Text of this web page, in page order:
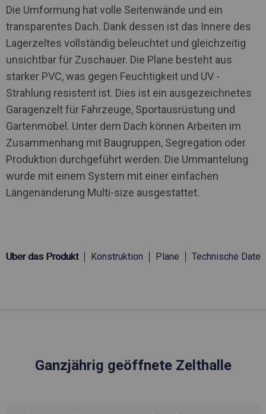
Die Umformung hat volle Seitenwände und ein
transparentes Dach. Dank dessen ist das Innere des
Lagerzeltes vollständig beleuchtet und gleichzeitig
unsichtbar für Zuschauer. Die Plane besteht aus
starker PVC, was gegen Feuchtigkeit und UV -
Strahlung resistent ist. Dies ist ein ausgezeichnetes
Garagenzelt für Fahrzeuge, Sportausrüstung und
Gartenmöbel. Unter dem Dach können Arbeiten im
Zusammenhang mit Baugruppen, Segregation oder
Produktion durchgeführt werden. Die Ummantelung
wurde mit einem System mit einer einfachen
Längenänderung Multi-size ausgestattet.
Über das Produkt Konstruktion Plane Technische Daten
Ganzjährig geöffnete Zelthalle